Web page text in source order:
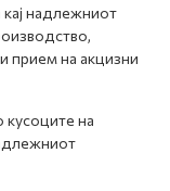
кај надлежниот
прием на акцизни
кусоците на